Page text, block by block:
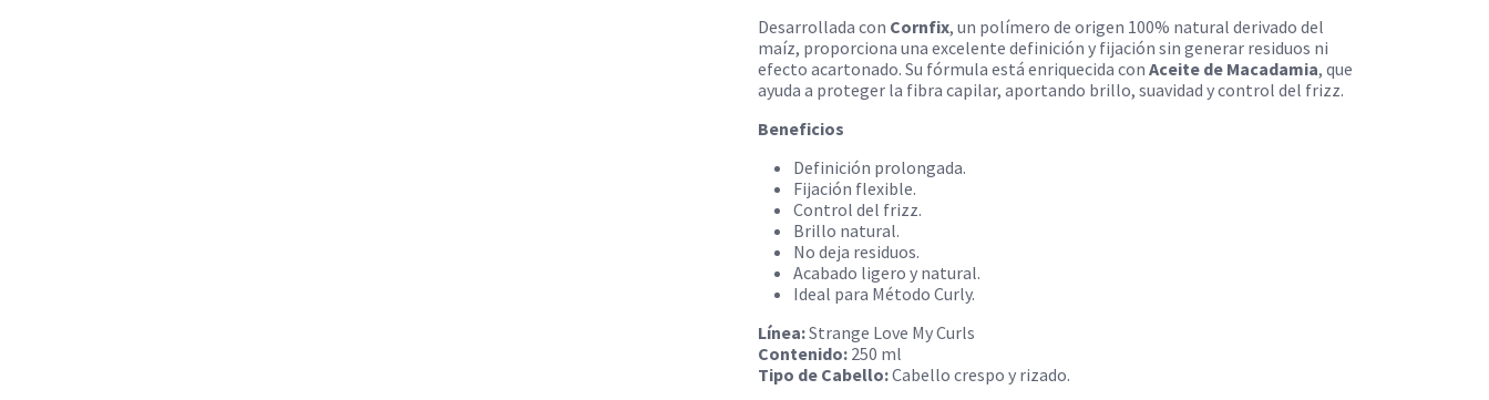
Desarrollada con Cornfix, un polímero de origen 100% natural derivado del
maíz, proporciona una excelente definición y fijación sin generar residuos ni
efecto acartonado. Su fórmula está enriquecida con Aceite de Macadamia, que
ayuda a proteger la fibra capilar, aportando brillo, suavidad y control del frizz.
Beneficios
Definición prolongada.
Fijación flexible.
Control del frizz.
Brillo natural.
No deja residuos.
Acabado ligero y natural.
Ideal para Método Curly.
Línea:Strange Love My Curls
Contenido: 250 ml
Tipo de Cabello:Cabello crespo y rizado.